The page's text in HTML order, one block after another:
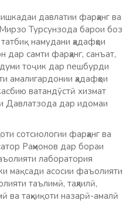
давлатии фарҳанг ва
Турсунзода барои боз
намудани ҳадафҳои
дар самти фарҳанг, санъат,
тоҷик дар пешбурди
амалигардонии ҳадафҳои
ватандӯстӣ хизмат
Давлатзода дар идомаи
сотсиологии фарҳанг ва
Раҳмонов дар бораи
лаборатория
мақсади асосии фаъолияти
таълимӣ, таҳлилӣ,
ва таҳқиқоти назарӣ-амалӣ